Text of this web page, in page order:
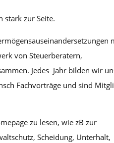
stark zur Seite.
von Steuerberatern,
Jedes Jahr bilden wir
Fachvorträge und sind
zu lesen, wie zB zur
Scheidung, Unterhalt,